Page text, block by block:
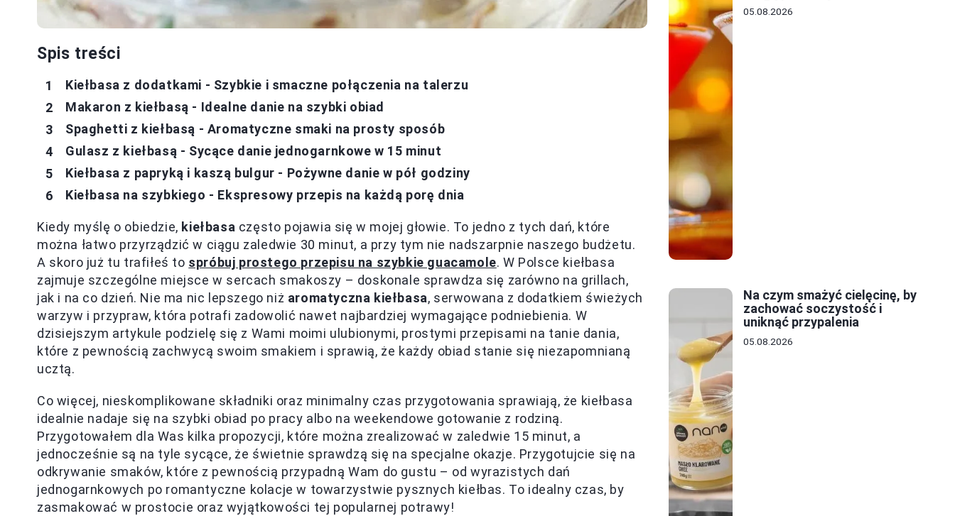
Spis treści
Kiełbasa z dodatkami - Szybkie i smaczne połączenia na talerzu
Makaron z kiełbasą - Idealne danie na szybki obiad
Spaghetti z kiełbasą - Aromatyczne smaki na prosty sposób
Gulasz z kiełbasą - Sycące danie jednogarnkowe w 15 minut
Kiełbasa z papryką i kaszą bulgur - Pożywne danie w pół godziny
Kiełbasa na szybkiego - Ekspresowy przepis na każdą porę dnia
Kiedy myślę o obiedzie, kiełbasa często pojawia się w mojej głowie. To jedno z tych dań, które
można łatwo przyrządzić w ciągu zaledwie 30 minut, a przy tym nie nadszarpnie naszego budżetu.
A skoro już tu trafiłeś to spróbuj prostego przepisu na szybkie guacamole. W Polsce kiełbasa
zajmuje szczególne miejsce w sercach smakoszy – doskonale sprawdza się zarówno na grillach,
jak i na co dzień. Nie ma nic lepszego niż aromatyczna kiełbasa, serwowana z dodatkiem świeżych
warzyw i przypraw, która potrafi zadowolić nawet najbardziej wymagające podniebienia. W
dzisiejszym artykule podzielę się z Wami moimi ulubionymi, prostymi przepisami na tanie dania,
które z pewnością zachwycą swoim smakiem i sprawią, że każdy obiad stanie się niezapomnianą
ucztą.
Co więcej, nieskomplikowane składniki oraz minimalny czas przygotowania sprawiają, że kiełbasa
idealnie nadaje się na szybki obiad po pracy albo na weekendowe gotowanie z rodziną.
Przygotowałem dla Was kilka propozycji, które można zrealizować w zaledwie 15 minut, a
jednocześnie są na tyle sycące, że świetnie sprawdzą się na specjalne okazje. Przygotujcie się na
odkrywanie smaków, które z pewnością przypadną Wam do gustu – od wyrazistych dań
jednogarnkowych po romantyczne kolacje w towarzystwie pysznych kiełbas. To idealny czas, by
zasmakować w prostocie oraz wyjątkowości tej popularnej potrawy!
05.08.2026
Na czym smażyć cielęcinę, by
zachować soczystość i
uniknąć przypalenia
05.08.2026